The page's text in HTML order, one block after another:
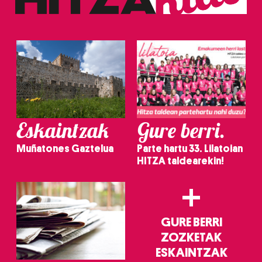
erabiltzeko baimen esplizitua ematen diguzu.
Gehiago
Eskaintzak
Muñatones Gaztelua
Gure berri.
Parte hartu 33. Lilatoian
HITZA taldearekin!
+
GURE BERRI
ZOZKETAK
ESKAINTZAK